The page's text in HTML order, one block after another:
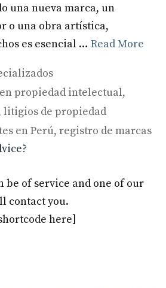
una nueva marca, un
o una obra artística,
es esencial … Read More
propiedad intelectual,
litigios de propiedad
en Perú, registro de marcas
be of service and one of our
contact you.
here]